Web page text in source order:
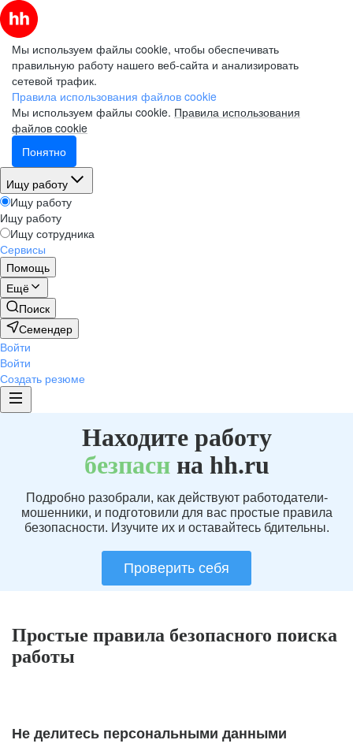
Мы используем файлы cookie, чтобы обеспечивать
правильную работу нашего веб-сайта и анализировать
сетевой трафик.
Правила использования файлов cookie
Мы используем файлы cookie. Правила использования
файлов cookie
Понятно
Ищу работу
Ищу работу
Ищу работу
Ищу сотрудника
Сервисы
Помощь
Ещё
Поиск
Семендер
Войти
Войти
Создать резюме
Находите работу
безпаснна hh.ru
Подробно разобрали, как действуют работодатели-
мошенники, и подготовили для вас простые правила
безопасности. Изучите их и оставайтесь бдительны.
Проверить себя
Простые правила безопасного поиска
работы
Не делитесь персональными данными